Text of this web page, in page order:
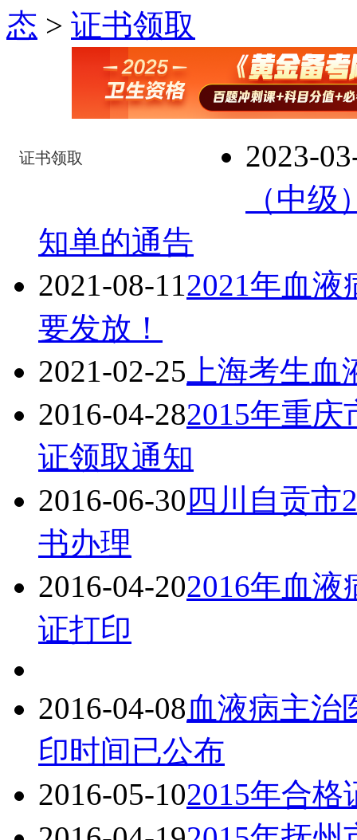
态 > 证书领取
证书领取
2023-
（中
知单的通告
2021-08-112021年血
要发放！
2021-02-25 上海考生
2016-04-282015年重
证领取通知
2016-06-30 四川自贡市
书办理
2016-04-202016年血
证打印
2016-04-08血液病主治
印时间已公布
2016-05-102015年合